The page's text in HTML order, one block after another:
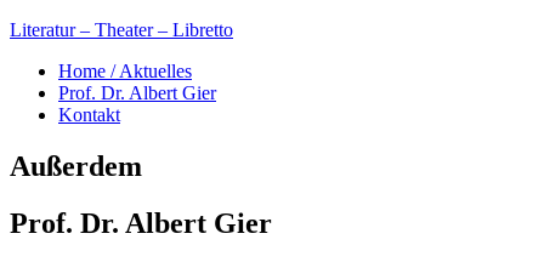
Literatur – Theater – Libretto
Home / Aktuelles
Prof. Dr. Albert Gier
Kontakt
Außerdem
Prof. Dr. Albert Gier